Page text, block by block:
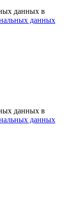
данных в
данных
данных в
данных